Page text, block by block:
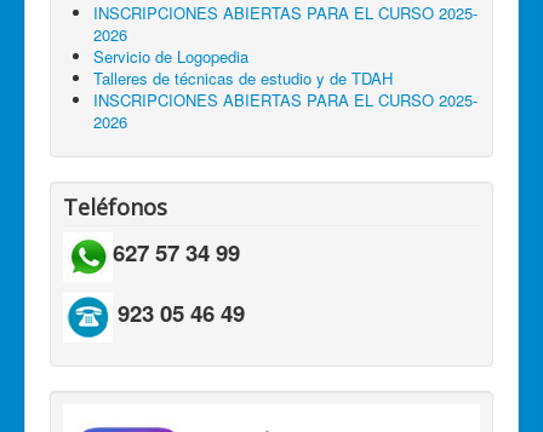
INSCRIPCIONES ABIERTAS PARA EL CURSO 2025-
2026
Servicio de Logopedia
Talleres de técnicas de estudio y de TDAH
INSCRIPCIONES ABIERTAS PARA EL CURSO 2025-
2026
Teléfonos
627 57 34 99
923 05 46 49